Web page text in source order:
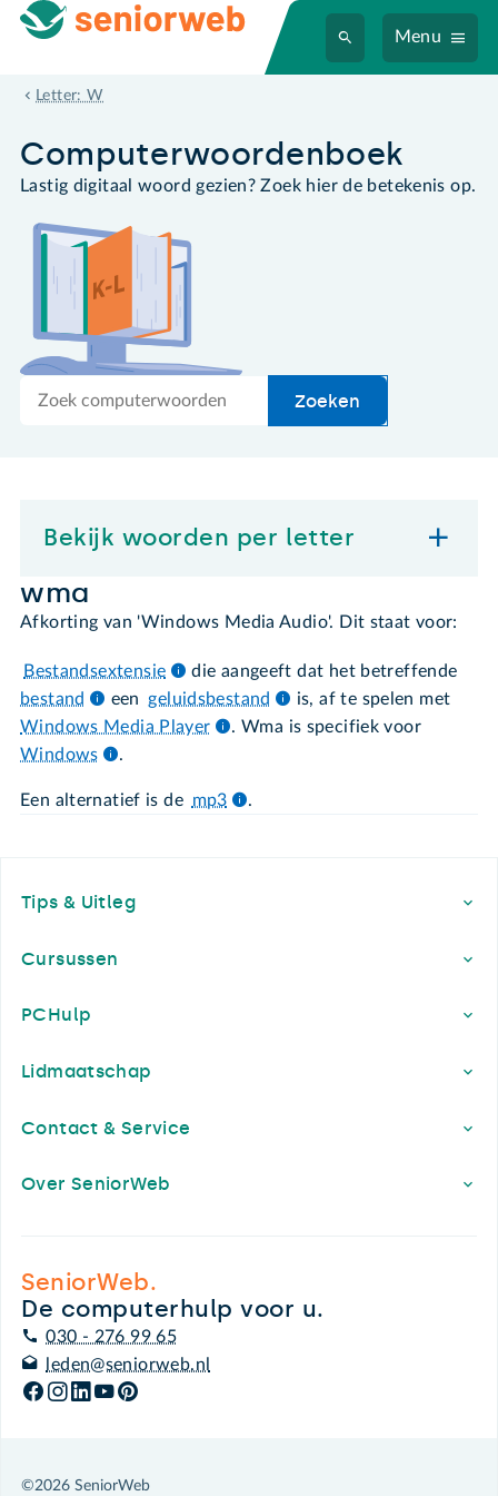
Menu
Letter: W
wma
Computer­woordenboek
Lastig digitaal woord gezien? Zoek hier de betekenis op.
Zoek
Zoeken
Bekijk woorden per letter
wma
Afkorting van 'Windows Media Audio'. Dit staat voor:
Bestandsextensie
die aangeeft dat het betreffende
bestand
een geluidsbestand
is, af te spelen met
Windows Media Player
. Wma is specifiek voor
Windows
.
Een alternatief is de mp3 .
Tips & Uitleg
Cursussen
PCHulp
Lidmaatschap
Contact & Service
Over SeniorWeb
SeniorWeb.
De computerhulp voor u.
030 - 276 99 65
leden@seniorweb.nl
©2026 SeniorWeb